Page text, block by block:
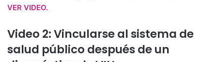
VER VIDEO.
Video 2: Vincularse al sistema de
salud público después de un